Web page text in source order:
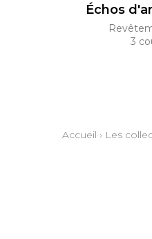
Échos
3
Accueil › Les